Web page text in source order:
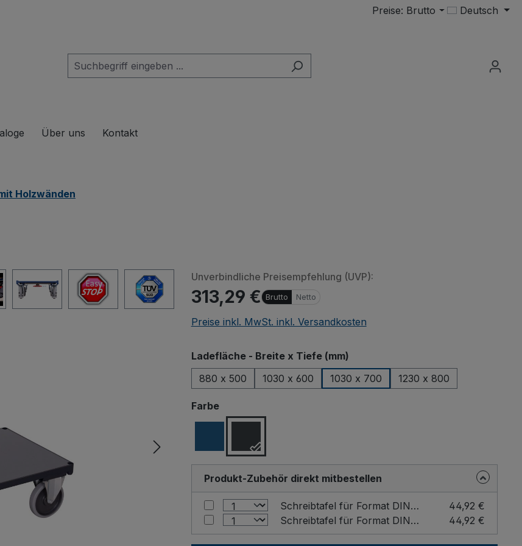
Preise: Brutto Deutsch
der Kategorie Produkte
Über uns Kontakt
Holzwänden
Unverbindliche Preisempfehlung (UVP):
313,29 € Brutto Netto
Preise inkl. MwSt. inkl. Versandkosten
Ladefläche - Breite x Tiefe (mm)auswählen
880 x 500
1030 x 600 1030 x 700 1230 x 800
Farbeauswählen
Produkt-Zubehör direkt mitbestellen
Schreibtafel für Format DIN A4 Farbe: Grau / Format: DIN A4 hoch
44,92 €
Schreibtafel für Format DIN A4 Farbe: Grau / Format: DIN A4 quer
44,92 €